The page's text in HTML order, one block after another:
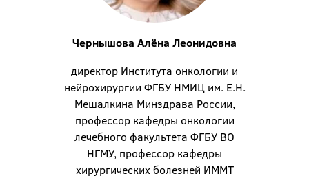
Чернышова Алёна Леонидовна
директор Института онкологии и
нейрохирургии ФГБУ НМИЦ им. Е.Н.
Мешалкина Минздрава России,
профессор кафедры онкологии
лечебного факультета ФГБУ ВО
НГМУ, профессор кафедры
хирургических болезней ИММТ